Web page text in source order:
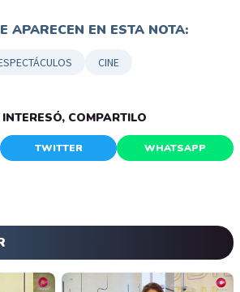
APARECEN EN ESTA NOTA:
CINE
INTERESÓ, COMPARTILO
TWITTER WHATSAPP